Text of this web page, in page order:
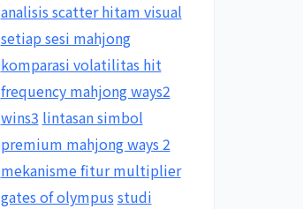
analisis scatter hitam visual
setiap sesi mahjong
komparasi volatilitas hit
frequency mahjong ways2
wins3 lintasan simbol
premium mahjong ways 2
mekanisme fitur multiplier
gates of olympus studi